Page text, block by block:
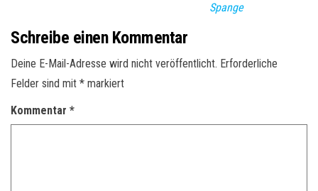
Spange
Schreibe einen Kommentar
Deine E-Mail-Adresse wird nicht veröffentlicht. Erforderliche
Felder sind mit * markiert
Kommentar *